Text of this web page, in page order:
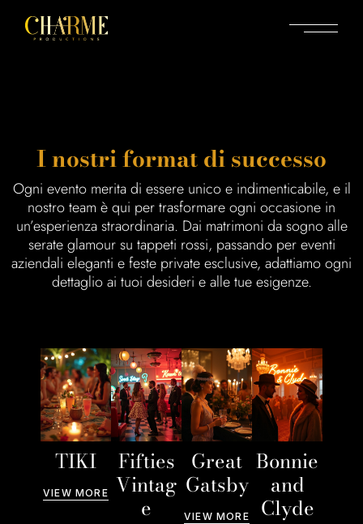
I nostri format di successo
Ogni evento merita di essere unico e indimenticabile, e il
nostro team è qui per trasformare ogni occasione in
un’esperienza straordinaria. Dai matrimoni da sogno alle
serate glamour su tappeti rossi, passando per eventi
aziendali eleganti e feste private esclusive, adattiamo ogni
dettaglio ai tuoi desideri e alle tue esigenze.
TIKI
VIEW MORE
Fifties
Vintag
e
Great
Gatsby
VIEW MORE
Bonnie
and
Clyde